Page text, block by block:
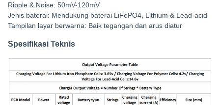
Ripple & Noise: 50mV-120mV
Jenis baterai: Mendukung baterai LiFePO4, Lithium & Lead-acid
Tampilan layar berwarna: Baik tegangan dan arus diatur
Spesifikasi Teknis